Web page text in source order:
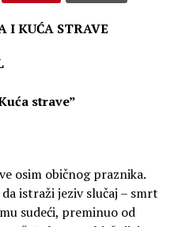
I KUĆA STRAVE
strave”
osim običnog praznika.
istraži jeziv slučaj – smrt
sudeći, preminuo od